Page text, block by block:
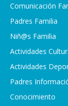
Comunicación
Padres Familia
Niñ@s Familia
Actividades
Actividades
Padres
Conocimiento